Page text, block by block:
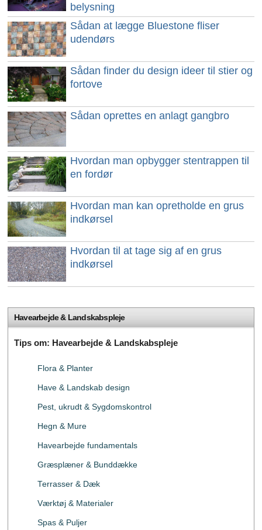
belysning
Sådan at lægge Bluestone fliser
udendørs
Sådan finder du design ideer til stier og
fortove
Sådan oprettes en anlagt gangbro
Hvordan man opbygger stentrappen til
en fordør
Hvordan man kan opretholde en grus
indkørsel
Hvordan til at tage sig af en grus
indkørsel
Havearbejde & Landskabspleje
Tips om: Havearbejde & Landskabspleje
Flora & Planter
Have & Landskab design
Pest, ukrudt & Sygdomskontrol
Hegn & Mure
Havearbejde fundamentals
Græsplæner & Bunddække
Terrasser & Dæk
Værktøj & Materialer
Spas & Puljer